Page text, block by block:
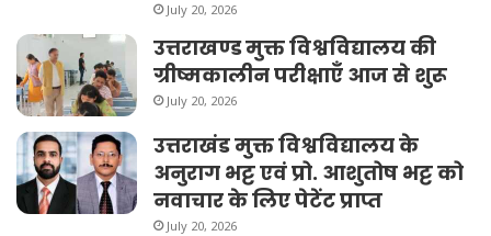
July 20, 2026
उत्तराखण्ड मुक्त विश्वविद्यालय की
ग्रीष्मकालीन परीक्षाएँ आज से शुरू
July 20, 2026
उत्तराखंड मुक्त विश्वविद्यालय के
अनुराग भट्ट एवं प्रो. आशुतोष भट्ट को
नवाचार के लिए पेटेंट प्राप्त
July 20, 2026